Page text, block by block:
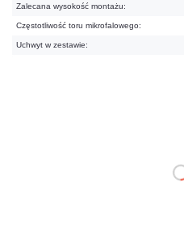
Zalecana wysokość montażu:
Częstotliwość toru mikrofalowego:
Uchwyt w zestawie:
DO